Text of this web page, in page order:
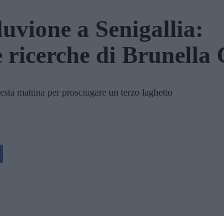
a Senigallia:
ricerche di Brunella
mattina per prosciugare un terzo laghetto